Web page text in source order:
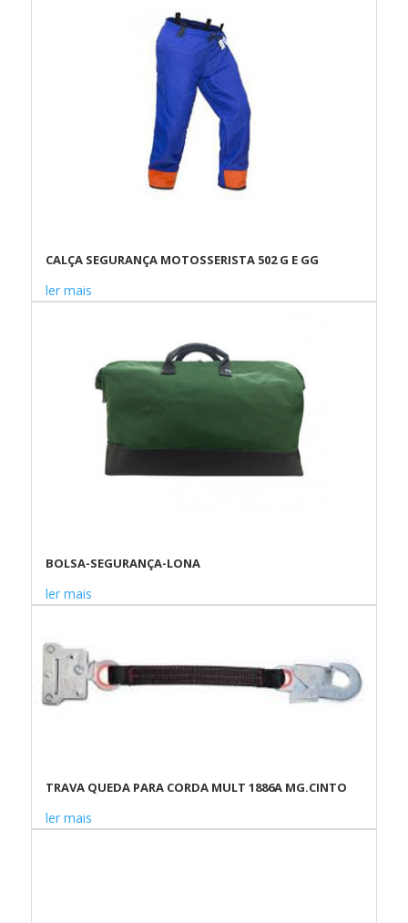
CALÇA SEGURANÇA MOTOSSERISTA 502 G E GG
ler mais
BOLSA-SEGURANÇA-LONA
ler mais
TRAVA QUEDA PARA CORDA MULT 1886A MG.CINTO
ler mais